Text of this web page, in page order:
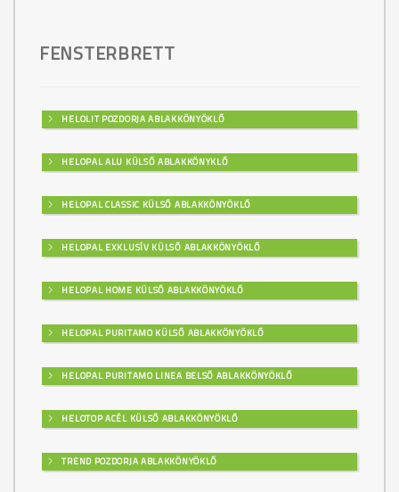
FENSTERBRETT
HELOLIT POZDORJA ABLAKKÖNYÖKLŐ
HELOPAL ALU KÜLSŐ ABLAKKÖNYKLŐ
HELOPAL CLASSIC KÜLSŐ ABLAKKÖNYÖKLŐ
HELOPAL EXKLUSÍV KÜLSŐ ABLAKKÖNYÖKLŐ
HELOPAL HOME KÜLSŐ ABLAKKÖNYÖKLŐ
HELOPAL PURITAMO KÜLSŐ ABLAKKÖNYÖKLŐ
HELOPAL PURITAMO LINEA BELSŐ ABLAKKÖNYÖKLŐ
HELOTOP ACÉL KÜLSŐ ABLAKKÖNYÖKLŐ
TREND POZDORJA ABLAKKÖNYÖKLŐ